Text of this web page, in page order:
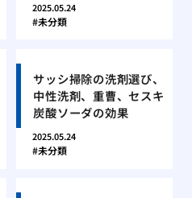
2025.05.24
未分類
サッシ掃除の洗剤選び、
中性洗剤、重曹、セスキ
炭酸ソーダの効果
2025.05.24
未分類